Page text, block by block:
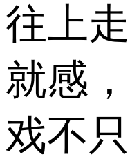
往上
就感
戏不